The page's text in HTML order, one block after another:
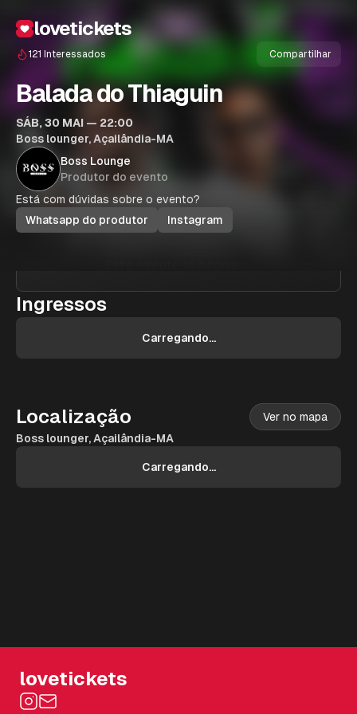
lovetickets
Balada do Thiaguin
SÁB, 30 MAI — 22:00
Boss lounger, Açailândia-MA
Boss Lounge
Produtor do evento
Está com dúvidas sobre o evento?
Whatsapp do produtor
Instagram
121 Interessados Compartilhar
Ingressos
Carregando...
Localização
Ver no mapa
Boss lounger, Açailândia-MA
Carregando...
lovetickets